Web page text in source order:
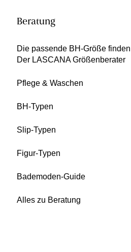
Beratung
Die passende BH-Größe
Der LASCANA Größenberater
Pflege & Waschen
BH-Typen
Slip-Typen
Figur-Typen
Bademoden-Guide
Alles zu Beratung